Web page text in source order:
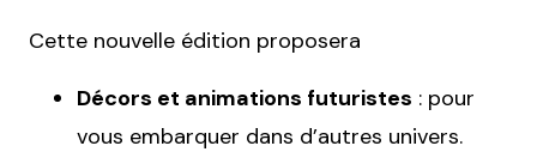
Cette nouvelle édition proposera
Décors et animations futuristes : pour
vous embarquer dans d’autres univers.